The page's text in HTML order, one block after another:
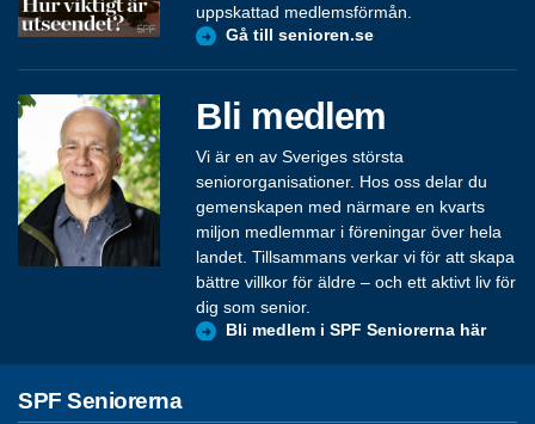
uppskattad medlemsförmån.
Gå till senioren.se
Bli medlem
Vi är en av Sveriges största
seniororganisationer. Hos oss delar du
gemenskapen med närmare en kvarts
miljon medlemmar i föreningar över hela
landet. Tillsammans verkar vi för att skapa
bättre villkor för äldre – och ett aktivt liv för
dig som senior.
Bli medlem i SPF Seniorerna här
SPF Seniorerna